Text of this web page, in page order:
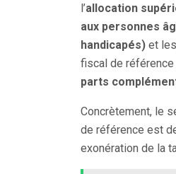
l’allocation
aux personnes
handicapés) et
fiscal de
parts
Concrètement, le
de référence est
exonération de la